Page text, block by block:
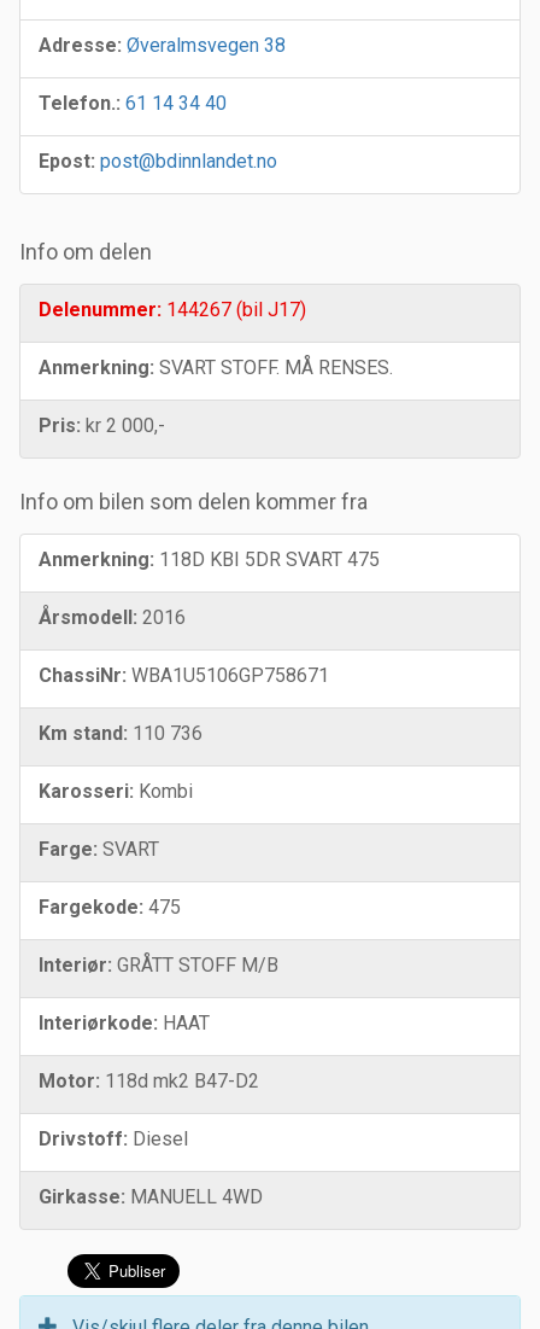
Adresse: Øveralmsvegen 38
Telefon.: 61 14 34 40
Epost: post@bdinnlandet.no
Info om delen
Delenummer: 144267 (bil J17)
Anmerkning: SVART STOFF. MÅ RENSES.
Pris: kr 2 000,-
Info om bilen som delen kommer fra
Anmerkning: 118D KBI 5DR SVART 475
Årsmodell: 2016
ChassiNr: WBA1U5106GP758671
Km stand: 110 736
Karosseri: Kombi
Farge: SVART
Fargekode: 475
Interiør: GRÅTT STOFF M/B
Interiørkode: HAAT
Motor: 118d mk2 B47-D2
Drivstoff: Diesel
Girkasse: MANUELL 4WD